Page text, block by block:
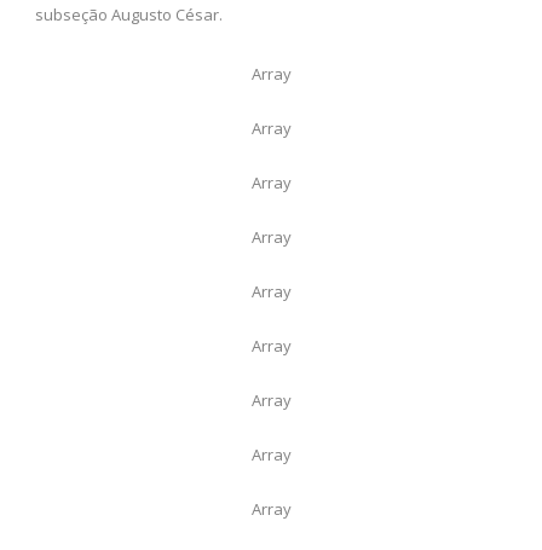
subseção Augusto César.
Array
Array
Array
Array
Array
Array
Array
Array
Array